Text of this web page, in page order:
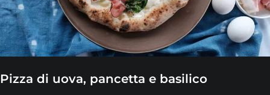
Pizza di uova, pancetta e basilico